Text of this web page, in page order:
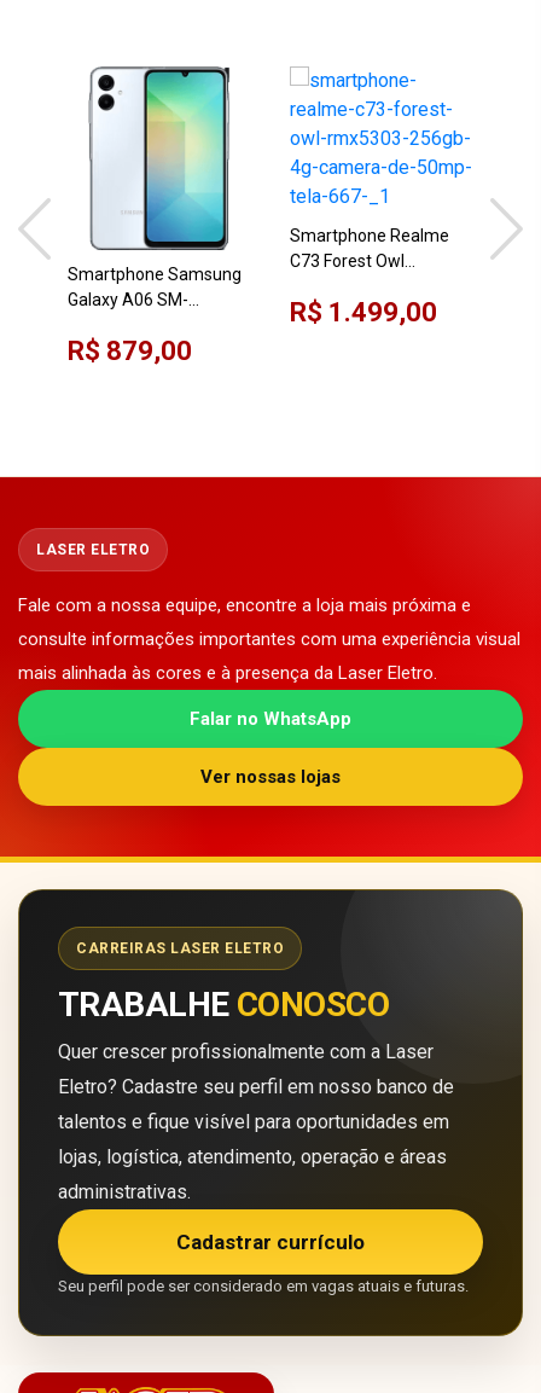
Smartphone Samsung
Galaxy A06 SM-
128 GB 4 GB RAM Tela
R$ 879,00
Smartphone Realme
C73 Forest Owl
Câmera de 50MP, Tela
R$ 1.499,00
LASER ELETRO
Fale com a nossa equipe, encontre a loja mais próxima e
consulte informações importantes com uma experiência visual
mais alinhada às cores e à presença da Laser Eletro.
Falar no WhatsApp
Ver nossas lojas
CARREIRAS LASER ELETRO
TRABALHE CONOSCO
Quer crescer profissionalmente com a Laser
Eletro? Cadastre seu perfil em nosso banco de
talentos e fique visível para oportunidades em
lojas, logística, atendimento, operação e áreas
administrativas.
Cadastrar currículo
Seu perfil pode ser considerado em vagas atuais e futuras.